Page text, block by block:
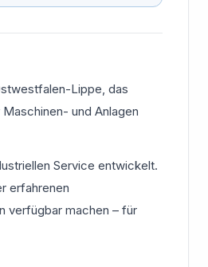
Lippe, das
und Anlagen
Service entwickelt.
erfahrenen
verfügbar machen – für